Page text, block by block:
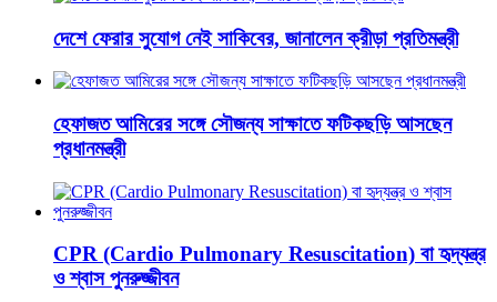
দেশে ফেরার সুযোগ নেই সাকিবের, জানালেন ক্রীড়া প্রতিমন্ত্রী
হেফাজত আমিরের সঙ্গে সৌজন্য সাক্ষাতে ফটিকছড়ি আসছেন
প্রধানমন্ত্রী
CPR (Cardio Pulmonary Resuscitation) বা হৃদ্‌যন্ত্র
ও শ্বাস পুনরুজ্জীবন